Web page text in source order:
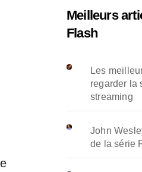
Meilleurs
Flash
Les
regarder la
streaming
John
de la série